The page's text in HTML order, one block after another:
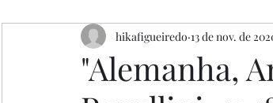
Comédia Comédia Romântica
"Alemanha,
hikafigueiredo 13 de nov. de